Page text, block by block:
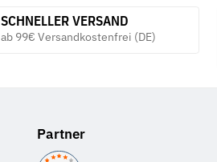
SCHNELLER VERSAND
ab 99€ Versandkostenfrei (DE)
Partner